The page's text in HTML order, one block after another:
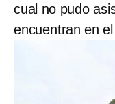
cual no pudo
encuentran en